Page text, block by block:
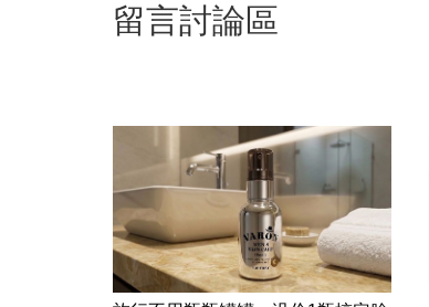
留言討論區